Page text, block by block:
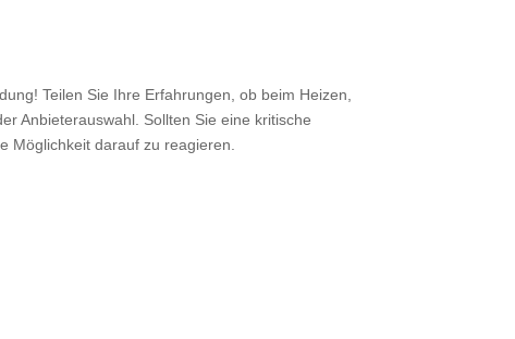
Teilen Sie Ihre Erfahrungen, ob beim Heizen,
Anbieterauswahl. Sollten Sie eine kritische
Möglichkeit darauf zu reagieren.